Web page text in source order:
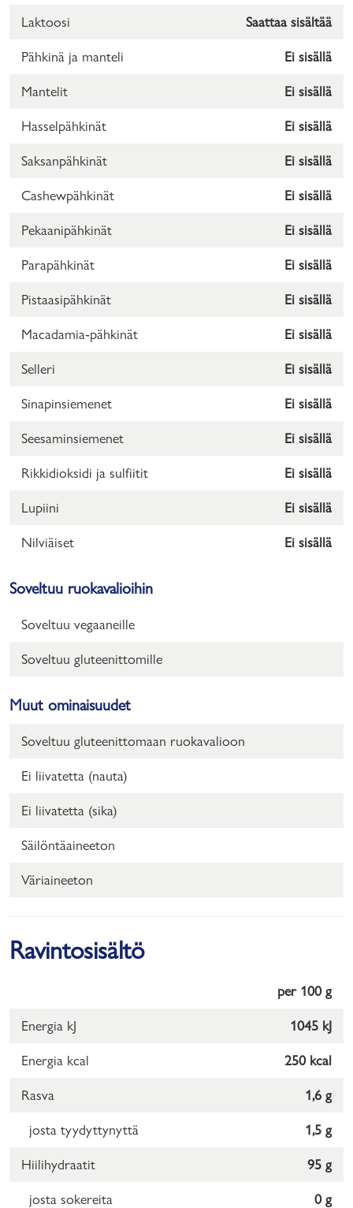
Laktoosi Saattaa sisältää
Pähkinä ja manteli Ei sisällä
Mantelit Ei sisällä
Hasselpähkinät Ei sisällä
Saksanpähkinät Ei sisällä
Cashewpähkinät Ei sisällä
Pekaanipähkinät Ei sisällä
Parapähkinät Ei sisällä
Pistaasipähkinät Ei sisällä
Macadamia-pähkinät Ei sisällä
Selleri Ei sisällä
Sinapinsiemenet Ei sisällä
Seesaminsiemenet Ei sisällä
Rikkidioksidi ja sulfiitit Ei sisällä
Lupiini Ei sisällä
Nilviäiset Ei sisällä
Soveltuu ruokavalioihin
Soveltuu vegaaneille
Soveltuu gluteenittomille
Muut ominaisuudet
Soveltuu gluteenittomaan ruokavalioon
Ei liivatetta (nauta)
Ei liivatetta (sika)
Säilöntäaineeton
Väriaineeton
Ravintosisältö
per 100 g
Energia kJ 1045 kJ
Energia kcal 250 kcal
Rasva 1,6 g
josta tyydyttynyttä 1,5 g
Hiilihydraatit 95 g
josta sokereita 0 g